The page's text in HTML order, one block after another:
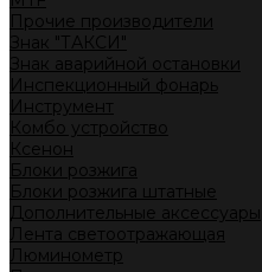
Прочие производители
Знак "ТАКСИ"
Знак аварийной остановки
Инспекционный фонарь
Инструмент
Комбо устройство
Ксенон
Блоки розжига
Блоки розжига штатные
Дополнительные аксессуары
Лента светоотражающая
Люминометр